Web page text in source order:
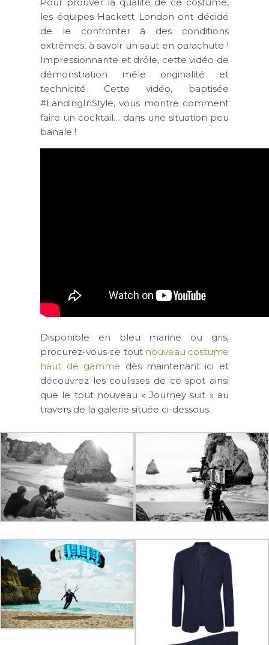
les équipes Hackett London ont décidé
de le confronter à des conditions
extrêmes, à savoir un saut en parachute !
Impressionnante et drôle, cette vidéo de
démonstration mêle originalité et
technicité. Cette vidéo, baptisée
#LandingInStyle, vous montre comment
faire un cocktail… dans une situation peu
banale !
Disponible en bleu marine ou gris,
procurez-vous ce tout nouveau costume
haut de gamme dès maintenant ici et
découvrez les coulisses de ce spot ainsi
que le tout nouveau «Journey suit » au
travers de la galerie située ci-dessous.